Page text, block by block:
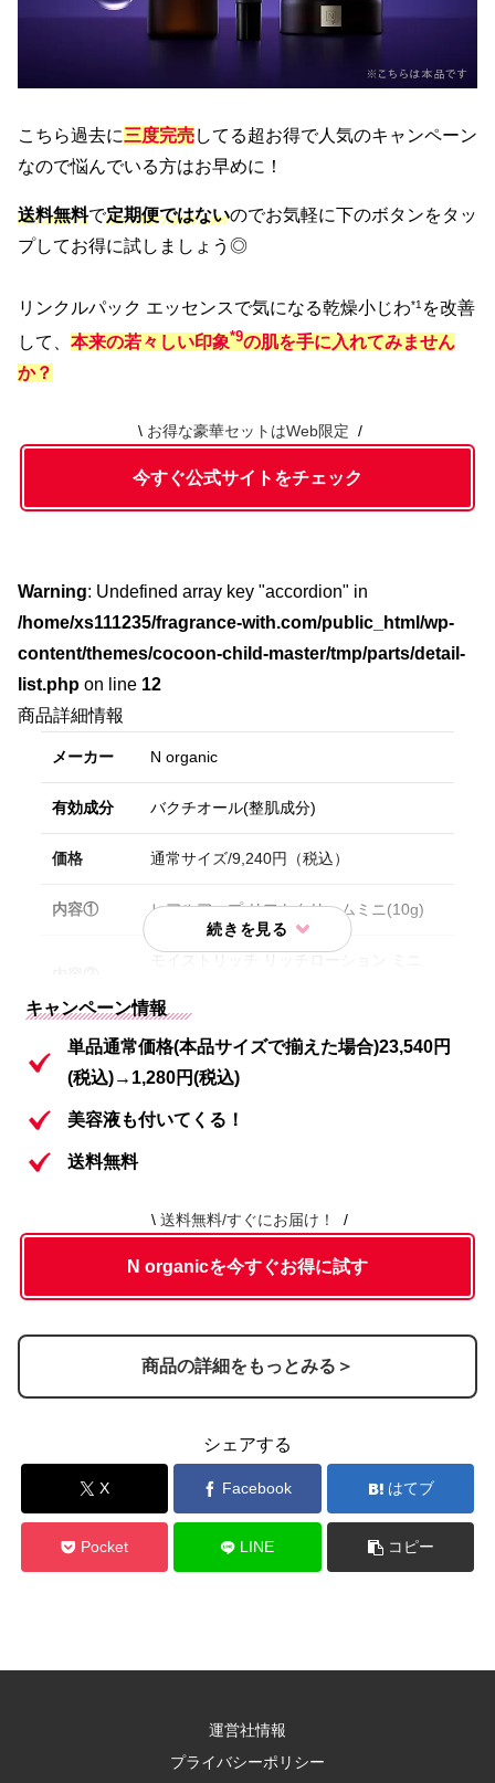
こちら過去に三度完売してる超お得で人気のキャンペーン
なので悩んでいる方はお早めに！
送料無料で定期便ではないのでお気軽に下のボタンをタッ
プしてお得に試しましょう◎
リンクルパック エッセンスで気になる乾燥小じわ*1 を改善
して、 本来の若々しい印象*9の肌を手に入れてみません
か？
お得な豪華セットはWeb限定
今すぐ公式サイトをチェック
Warning: Undefined array key "accordion" in
/home/xs111235/fragrance-with.com/public_html/wp-
content/themes/cocoon-child-master/tmp/parts/detail-
list.php on line 12
商品詳細情報
メーカー N organic
有効成分 バクチオール(整肌成分)
価格 通常サイズ/9,240円（税込）
内容① ヒアルアップ リフトクリームミニ(10g)
モイストリッチ リッチローション ミニ
内容③ リンクルパック エッセンスパウチ(2枚)
内容④ クレンジングジェル パウチ(2枚)
キャンペーン情報
単品通常価格(本品サイズで揃えた場合)23,540円
(税込)→1,280円(税込)
美容液も付いてくる！
送料無料
送料無料/すぐにお届け！
N organicを今すぐお得に試す
商品の詳細をもっとみる＞
シェアする
X Facebook はてブ
Pocket LINE コピー
運営社情報
プライバシーポリシー